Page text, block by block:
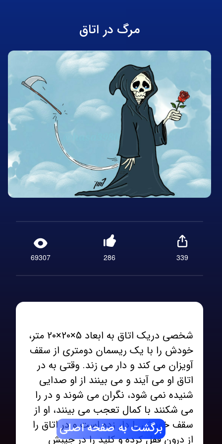
مرگ در اتاق
69307 286 339
شخصی دریک اتاق به ابعاد 5×20×20 متر،
خودش را با یک ریسمان دومتری از سقف
آویزان می کند و دار می زند. وقتی به در
اتاق او می آیند و می بینند از او صدایی
شنیده نمی شود، نگران می شوند و در را
می شکنند با کمال تعجب می بینند، او از
سقف خودش را دار زده است و در اتاق را
از درون قفل کرده و کلید را در جیبش
برگشت به صفحه اصلی